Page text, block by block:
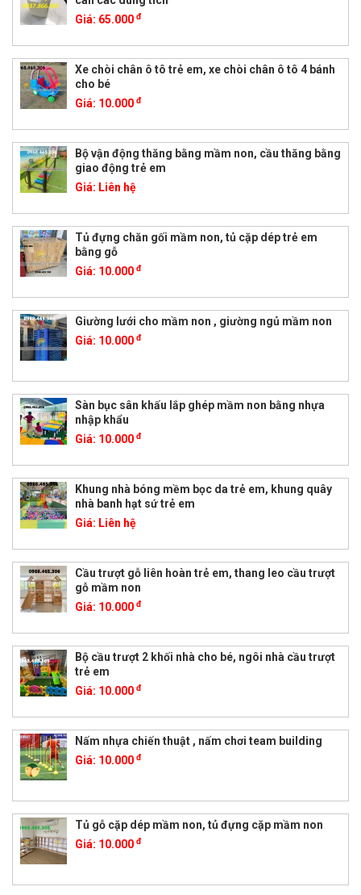
Giá: 65.000 đ
Xe chòi chân ô tô trẻ em, xe chòi chân ô tô 4 bánh
cho bé
Giá: 10.000 đ
Bộ vận động thăng bằng mầm non, cầu thăng bằng
giao động trẻ em
Giá: Liên hệ
Tủ đựng chăn gối mầm non, tủ cặp dép trẻ em
bằng gỗ
Giá: 10.000 đ
Giường lưới cho mầm non , giường ngủ mầm non
Giá: 10.000 đ
Sàn bục sân khấu lắp ghép mầm non bằng nhựa
nhập khẩu
Giá: 10.000 đ
Khung nhà bóng mềm bọc da trẻ em, khung quây
nhà banh hạt sứ trẻ em
Giá: Liên hệ
Cầu trượt gỗ liên hoàn trẻ em, thang leo cầu trượt
gỗ mầm non
Giá: 10.000 đ
Bộ cầu trượt 2 khối nhà cho bé, ngôi nhà cầu trượt
trẻ em
Giá: 10.000 đ
Nấm nhựa chiến thuật , nấm chơi team building
Giá: 10.000 đ
Tủ gỗ cặp dép mầm non, tủ đựng cặp mầm non
Giá: 10.000 đ